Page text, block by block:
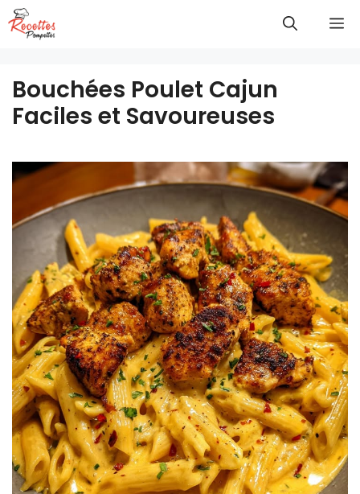
Aller
au
Bouchées Poulet Cajun
Faciles et Savoureuses